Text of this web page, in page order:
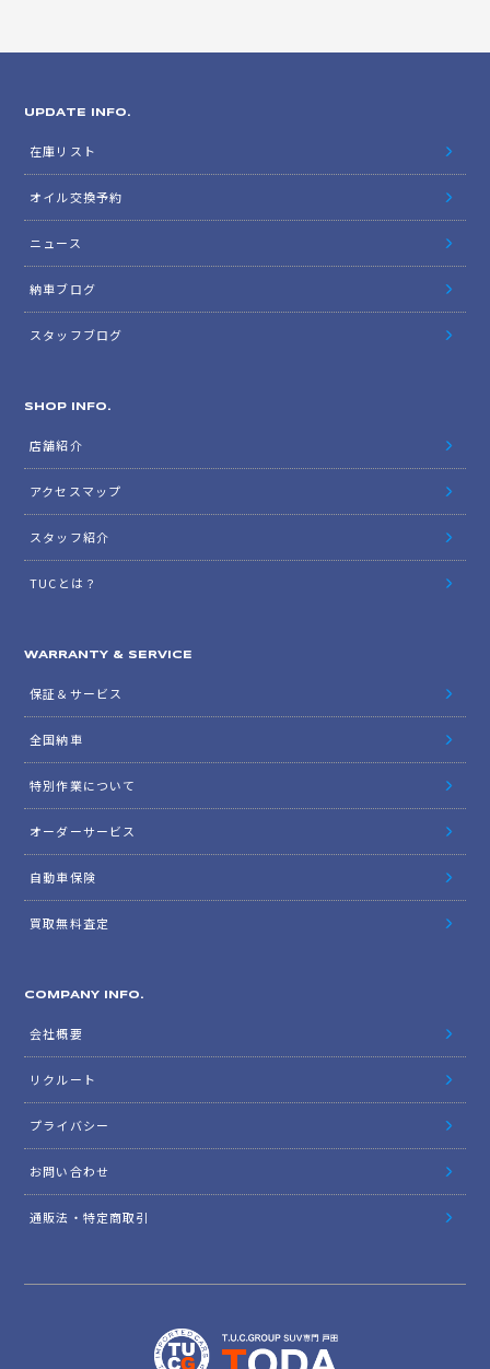
UPDATE INFO.
在庫リスト
オイル交換予約
ニュース
納車ブログ
スタッフブログ
SHOP INFO.
店舗紹介
アクセスマップ
スタッフ紹介
TUCとは？
WARRANTY & SERVICE
保証＆サービス
全国納車
特別作業について
オーダーサービス
自動車保険
買取無料査定
COMPANY INFO.
会社概要
リクルート
プライバシー
お問い合わせ
通販法・特定商取引